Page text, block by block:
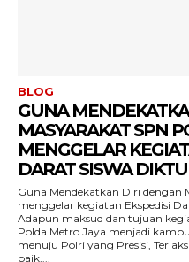
BLOG
GUNA
MASYARAKAT SPN
MENGGELAR
DARAT SISWA
Guna Mendekatkan Diri dengan
menggelar kegiatan Ekspedisi
‎Adapun maksud dan tujuan
Polda Metro Jaya menjadi
menuju Polri yang Presisi,
baik,...